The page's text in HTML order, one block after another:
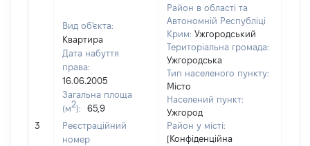
3
Вид об'єкта:
Квартира
Дата набуття
права:
16.06.2005
Загальна площа
(м2):
65,9
Реєстраційний
номер
Район в області та
Автономній Республіці
Крим: Ужгородський
Територіальна громада:
Ужгородська
Тип населеного пункту:
Місто
Населений пункт:
Ужгород
Район у місті:
[Конфіденційна